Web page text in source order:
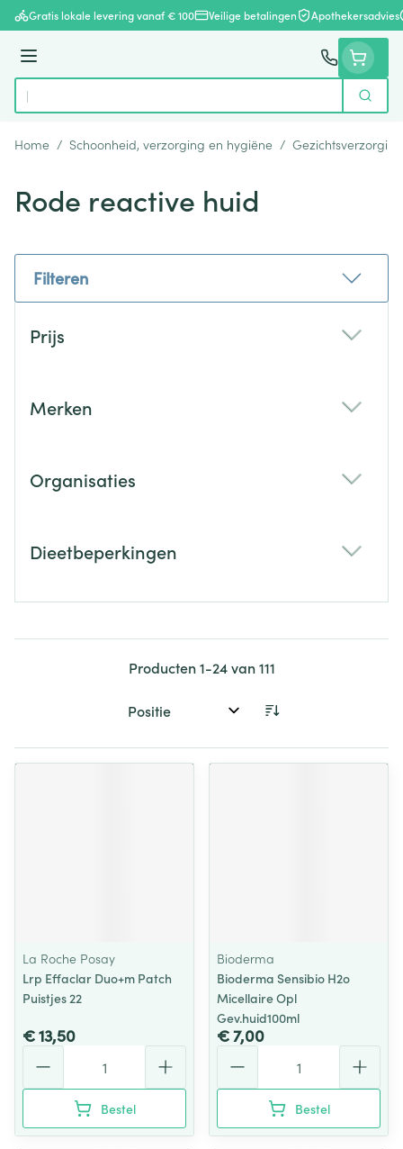
Ga naar de inhoud
Gratis lokale levering vanaf € 100 Veilige betalingen Apothekersadvies
Menu
Product, merk, categorie...
Zoek
Home / Schoonheid, verzorging en hygiëne / Gezichtsverzorging
Rode reactive huid
Filteren
Prijs
Merken
Organisaties
Dieetbeperkingen
Producten1-24van111
Sorteer op:
La Roche Posay
Lrp Effaclar Duo+m Patch
Puistjes 22
€ 13,50
Bestel
Bioderma
Bioderma Sensibio H2o
Micellaire Opl
Gev.huid100ml
€ 7,00
Bestel